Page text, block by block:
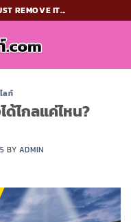
REMOVE IT...
ลท์
ด้ไกลแค่ไหน?
BY ADMIN